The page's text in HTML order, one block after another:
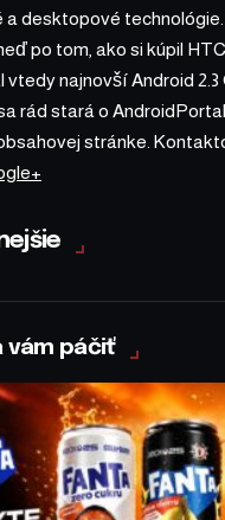
a desktopové
po tom, ako si kúpil
vtedy najnovší Android 2.3
rád stará o
stránke.
vám páčiť